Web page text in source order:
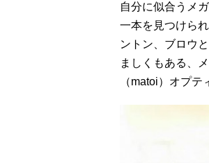
自分に似合うメ
一本を見つけら
ントン、ブロウ
ましくもある、
（matoi）オプ